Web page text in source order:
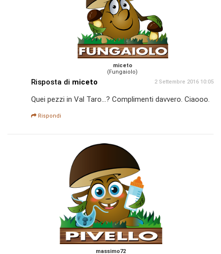
miceto
(Fungaiolo)
Risposta di miceto 2 Settembre 2016 10:05
Quei pezzi in Val Taro...? Complimenti davvero. Ciaooo.
Rispondi
massimo72